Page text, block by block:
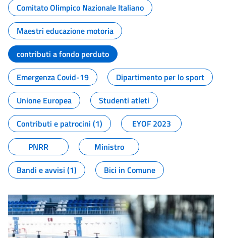
Comitato Olimpico Nazionale Italiano
Maestri educazione motoria
contributi a fondo perduto
Emergenza Covid-19
Dipartimento per lo sport
Unione Europea
Studenti atleti
Contributi e patrocini (1)
EYOF 2023
PNRR
Ministro
Bandi e avvisi (1)
Bici in Comune